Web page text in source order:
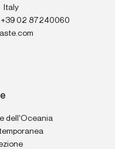
Italy
+39 02 87240060
dell'Oceania